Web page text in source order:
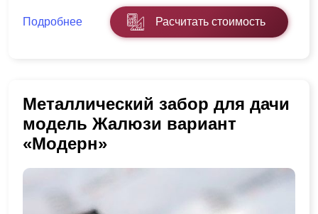
Подробнее Расчитать стоимость
Металлический забор для дачи
модель Жалюзи вариант
«Модерн»